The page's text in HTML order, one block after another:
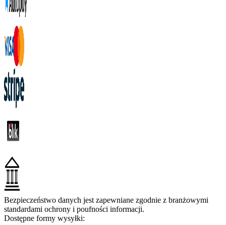
Bezpieczeństwo danych jest zapewniane zgodnie z branżowymi
standardami ochrony i poufności informacji.
Dostępne formy wysyłki: